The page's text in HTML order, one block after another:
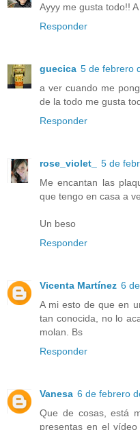
Ayyy me gusta todo!!
Responder
guecica 5 de febrero
a ver cuando me
de la todo me gusta
Responder
rose_violet_
5 de
Me encantan las
que tengo en casa a
Un beso
Responder
Vicenta Martínez 6
A mi esto de que en
tan conocida, no lo
molan. Bs
Responder
Vanesa 6 de febrero
Que de cosas, está
presentas en el